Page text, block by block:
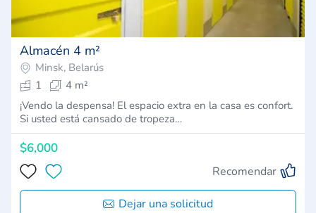
Almacén 4 m²
Minsk, Belarús
1
4 m²
¡Vendo la despensa! El espacio extra en la casa es confort.
Si usted está cansado de tropeza…
$6,000
Recomendar
Dejar una solicitud